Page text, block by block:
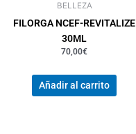
BELLEZA
FILORGA NCEF-REVITALIZE
30ML
70,00€
Añadir al carrito